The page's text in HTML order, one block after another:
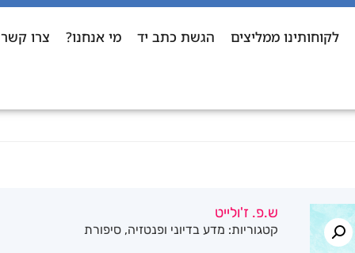
לקוחותינו ממליצים הגשת כתב יד מי אנחנו? צרו קשר
ש.פ. ז'ולייט
קטגוריות: מדע בדיוני ופנטזיה, סיפורת